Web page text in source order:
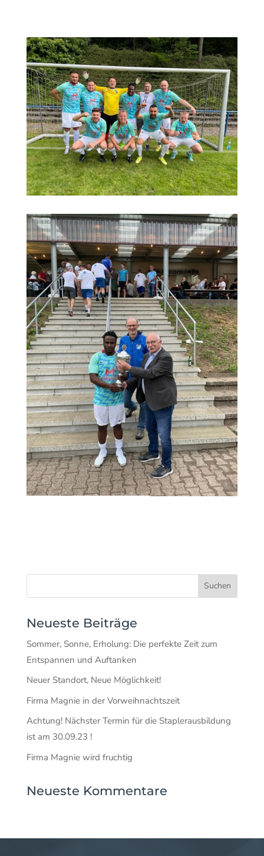
Neueste Beiträge
Sommer, Sonne, Erholung: Die perfekte Zeit zum
Entspannen und Auftanken
Neuer Standort, Neue Möglichkeit!
Firma Magnie in der Vorweihnachtszeit
Achtung! Nächster Termin für die Staplerausbildung
ist am 30.09.23 !
Firma Magnie wird fruchtig
Neueste Kommentare